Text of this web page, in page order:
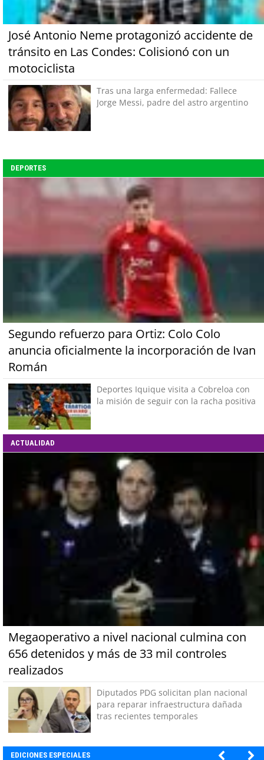
José Antonio Neme protagonizó accidente de
tránsito en Las Condes: Colisionó con un
motociclista
Tras una larga enfermedad: Fallece
Jorge Messi, padre del astro argentino
DEPORTES
Segundo refuerzo para Ortiz: Colo Colo
anuncia oficialmente la incorporación de Ivan
Román
Deportes Iquique visita a Cobreloa con
la misión de seguir con la racha positiva
ACTUALIDAD
Megaoperativo a nivel nacional culmina con
656 detenidos y más de 33 mil controles
realizados
Diputados PDG solicitan plan nacional
para reparar infraestructura dañada
tras recientes temporales
EDICIONES ESPECIALES